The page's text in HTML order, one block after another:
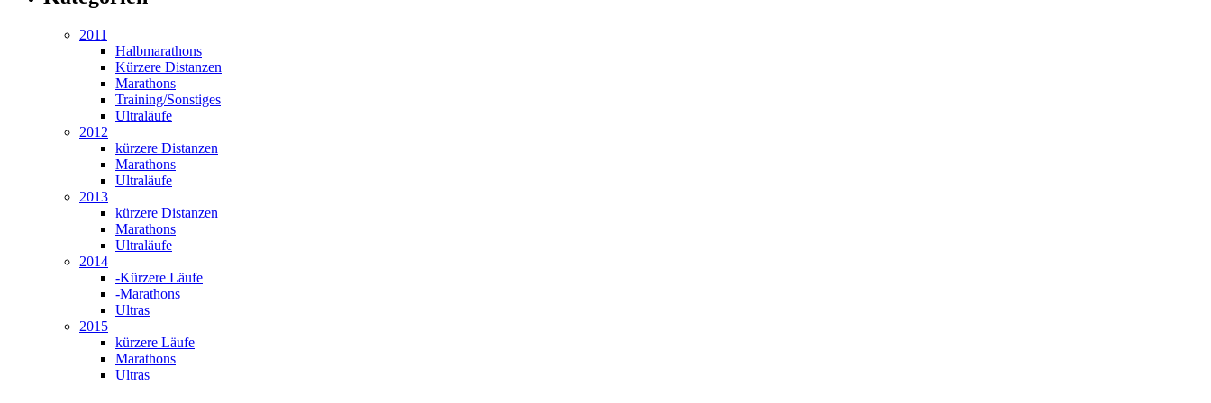
2011
Halbmarathons
Kürzere Distanzen
Marathons
Training/Sonstiges
Ultraläufe
2012
kürzere Distanzen
Marathons
Ultraläufe
2013
kürzere Distanzen
Marathons
Ultraläufe
2014
-Kürzere Läufe
-Marathons
Ultras
2015
kürzere Läufe
Marathons
Ultras